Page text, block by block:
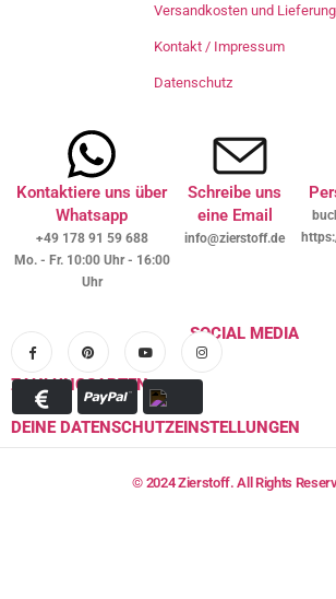
Versandkosten und Lieferung
Kontakt / Impressum
Datenschutz
Kontaktiere uns über
Whatsapp
+49 178 91 59 688
Mo. - Fr. 10:00 Uhr - 16:00
Uhr
Schreibe uns
eine Email
info@zierstoff.de
SOCIAL MEDIA
ZAHLUNGSARTEN
DEINE DATENSCHUTZEINSTELLUNGEN
© 2024 Zierstoff. All Rights